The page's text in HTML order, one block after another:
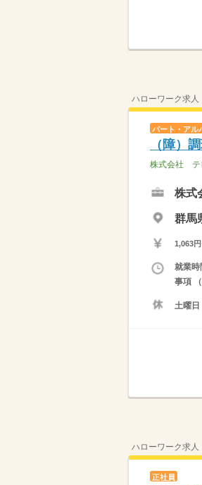
ハローワーク求人
パート・アル
（障）
株式会社 テ
株式
群馬
1,063
就業時
事項
土曜日
ハローワーク求人
正社員